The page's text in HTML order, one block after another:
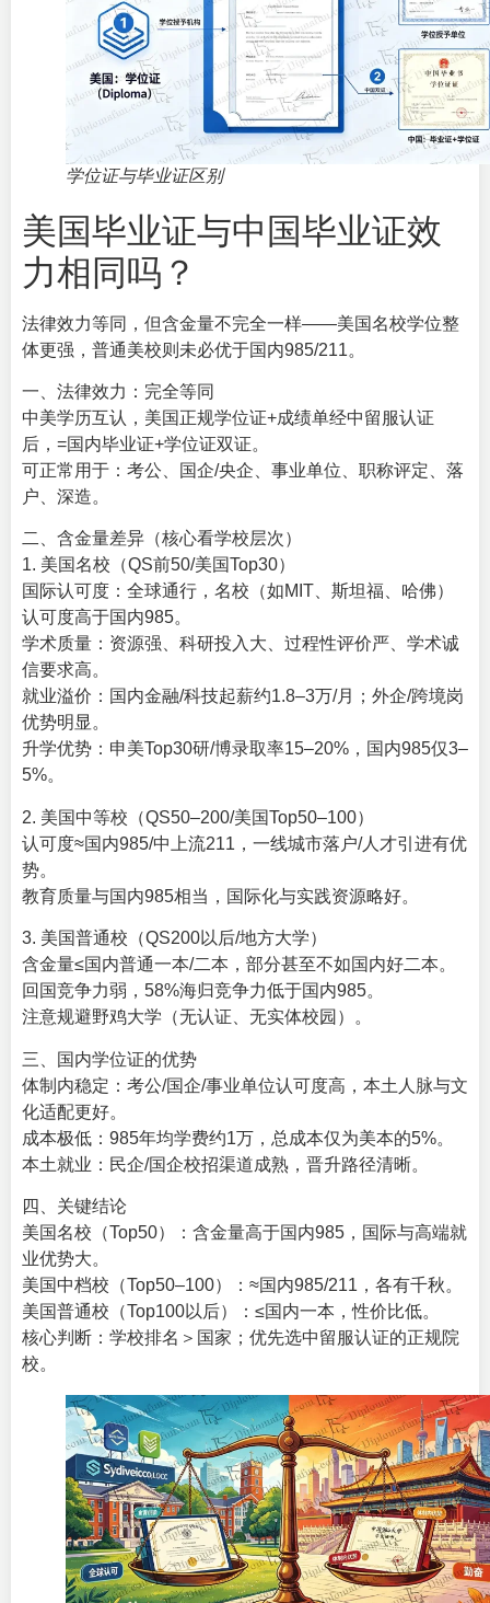
学位证与毕业证区别
美国毕业证与中国毕业证效
力相同吗？
法律效力等同，但含金量不完全一样——美国名校学位整
体更强，普通美校则未必优于国内985/211。
一、法律效力：完全等同
中美学历互认，美国正规学位证+成绩单经中留服认证
后，=国内毕业证+学位证双证。
可正常用于：考公、国企/央企、事业单位、职称评定、落
户、深造。
二、含金量差异（核心看学校层次）
1. 美国名校（QS前50/美国Top30）
国际认可度：全球通行，名校（如MIT、斯坦福、哈佛）
认可度高于国内985。
学术质量：资源强、科研投入大、过程性评价严、学术诚
信要求高。
就业溢价：国内金融/科技起薪约1.8–3万/月；外企/跨境岗
优势明显。
升学优势：申美Top30研/博录取率15–20%，国内985仅3–
5%。
2. 美国中等校（QS50–200/美国Top50–100）
认可度≈国内985/中上流211，一线城市落户/人才引进有优
势。
教育质量与国内985相当，国际化与实践资源略好。
3. 美国普通校（QS200以后/地方大学）
含金量≤国内普通一本/二本，部分甚至不如国内好二本。
回国竞争力弱，58%海归竞争力低于国内985。
注意规避野鸡大学（无认证、无实体校园）。
三、国内学位证的优势
体制内稳定：考公/国企/事业单位认可度高，本土人脉与文
化适配更好。
成本极低：985年均学费约1万，总成本仅为美本的5%。
本土就业：民企/国企校招渠道成熟，晋升路径清晰。
四、关键结论
美国名校（Top50）：含金量高于国内985，国际与高端就
业优势大。
美国中档校（Top50–100）：≈国内985/211，各有千秋。
美国普通校（Top100以后）：≤国内一本，性价比低。
核心判断：学校排名＞国家；优先选中留服认证的正规院
校。